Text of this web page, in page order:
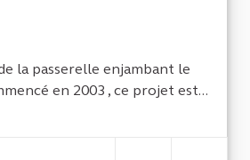
la passerelle enjambant le
en 2003 , ce projet est...
la catégorie : CRC Occitanie